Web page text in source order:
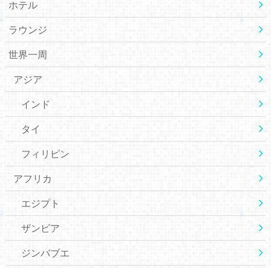
ホテル
ラウンジ
世界一周
アジア
インド
タイ
フィリピン
アフリカ
エジプト
ザンビア
ジンバブエ